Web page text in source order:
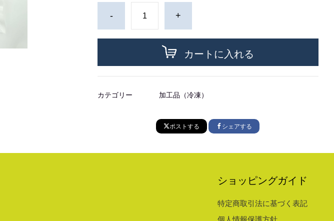
- +
カートに入れる
カテゴリー 加工品（冷凍）
ポストする シェアする
ショッピングガイド
特定商取引法に基づく表記
個人情報保護方針